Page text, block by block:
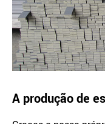
A produção de